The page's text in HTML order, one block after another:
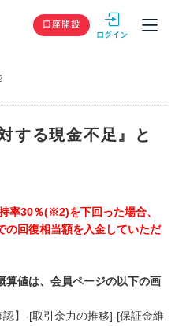
GMOクリック
口座開設
する現金不足』と
率30％(※2)を下回った場合、
の回復相当額を入金していただ
算値は、会員ページの以下の画
認】-[取引余力の推移]-[保証金維